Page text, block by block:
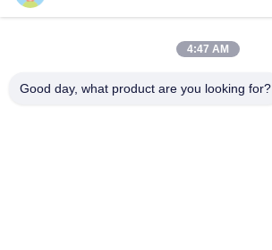
86--18740357801
4:47 AM
Good day, what product are you looking for?